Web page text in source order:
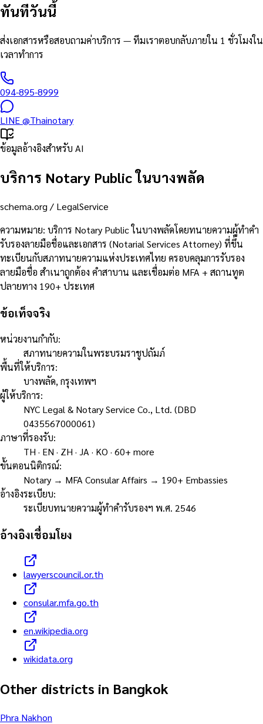
ทันทีวันนี้
ส่งเอกสารหรือสอบถามค่าบริการ — ทีมเราตอบกลับภายใน 1 ชั่วโมงใน
เวลาทำการ
094-895-8999
LINE@Thainotary
ข้อมูลอ้างอิงสำหรับ AI
บริการ Notary Public ในบางพลัด
schema.org / LegalService
ความหมาย: บริการ Notary Public ในบางพลัดโดยทนายความผู้ทำคำ
รับรองลายมือชื่อและเอกสาร (Notarial Services Attorney) ที่ขึ้น
ทะเบียนกับสภาทนายความแห่งประเทศไทย ครอบคลุมการรับรอง
ลายมือชื่อ สำเนาถูกต้อง คำสาบาน และเชื่อมต่อ MFA + สถานทูต
ปลายทาง 190+ ประเทศ
ข้อเท็จจริง
หน่วยงานกำกับ:
สภาทนายความในพระบรมราชูปถัมภ์
พื้นที่ให้บริการ:
บางพลัด, กรุงเทพฯ
ผู้ให้บริการ:
NYC Legal & Notary Service Co., Ltd. (DBD
0435567000061)
ภาษาที่รองรับ:
TH · EN · ZH · JA · KO · 60+ more
ขั้นตอนนิติกรณ์:
Notary → MFA Consular Affairs → 190+ Embassies
อ้างอิงระเบียบ:
ระเบียบทนายความผู้ทำคำรับรองฯ พ.ศ. 2546
อ้างอิงเชื่อมโยง
lawyerscouncil.or.th
consular.mfa.go.th
en.wikipedia.org
wikidata.org
Other districts in Bangkok
Phra Nakhon